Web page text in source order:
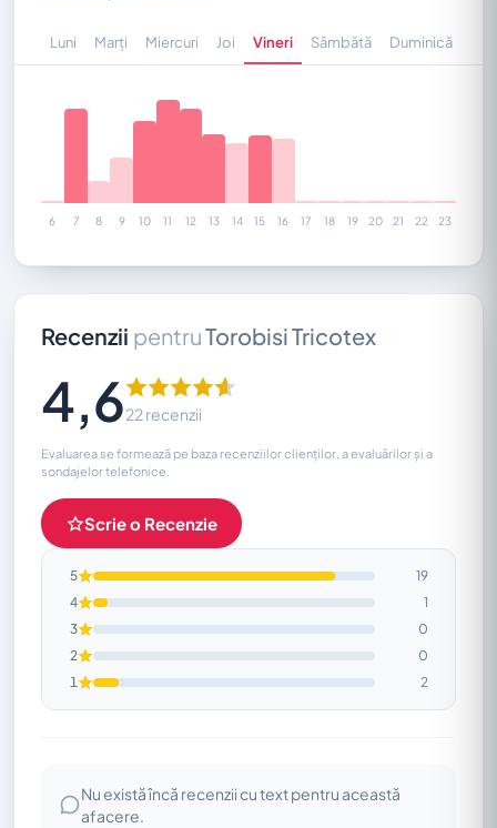
Luni Marți Miercuri Joi Vineri Sâmbătă Duminică
6 7 8 9 10 11 12 13 14 15 16 17 18 19 20 21 22 23
Recenzii pentruTorobisi Tricotex
4,622 recenzii
Evaluarea se formează pe baza recenziilor clienților, a evaluărilor și a
sondajelor telefonice.
Scrie o Recenzie
5
19
4
1
3
0
2
0
1
2
Nu există încă recenzii cu text pentru această
afacere.